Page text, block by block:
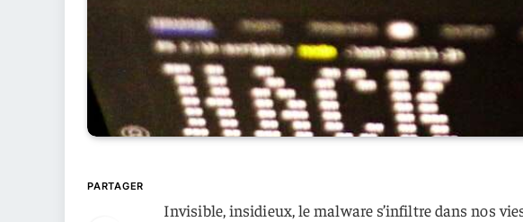
PARTAGER
Invisible, insidieux, le malware s’infiltre dans nos